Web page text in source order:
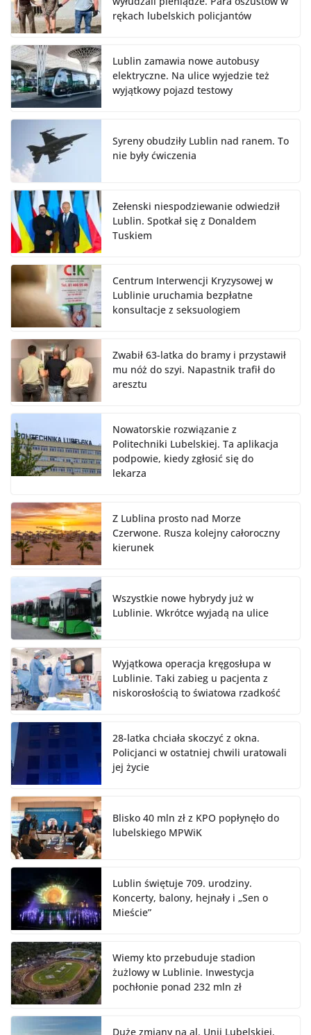
rękach lubelskich policjantów
Lublin zamawia nowe autobusy
elektryczne. Na ulice wyjedzie też
wyjątkowy pojazd testowy
Syreny obudziły Lublin nad ranem. To
nie były ćwiczenia
Zełenski niespodziewanie odwiedził
Lublin. Spotkał się z Donaldem
Tuskiem
Centrum Interwencji Kryzysowej w
Lublinie uruchamia bezpłatne
konsultacje z seksuologiem
Zwabił 63-latka do bramy i przystawił
mu nóż do szyi. Napastnik trafił do
aresztu
Nowatorskie rozwiązanie z
Politechniki Lubelskiej. Ta aplikacja
podpowie, kiedy zgłosić się do
lekarza
Z Lublina prosto nad Morze
Czerwone. Rusza kolejny całoroczny
kierunek
Wszystkie nowe hybrydy już w
Lublinie. Wkrótce wyjadą na ulice
Wyjątkowa operacja kręgosłupa w
Lublinie. Taki zabieg u pacjenta z
niskorosłością to światowa rzadkość
28-latka chciała skoczyć z okna.
Policjanci w ostatniej chwili uratowali
jej życie
Blisko 40 mln zł z KPO popłynęło do
lubelskiego MPWiK
Lublin świętuje 709. urodziny.
Koncerty, balony, hejnały i „Sen o
Mieście”
Wiemy kto przebuduje stadion
żużlowy w Lublinie. Inwestycja
pochłonie ponad 232 mln zł
Duże zmiany na al. Unii Lubelskiej.